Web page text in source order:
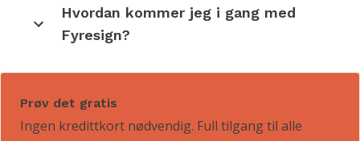
Hvordan kommer jeg i gang med
Fyresign?
Prøv det gratis
Ingen kredittkort nødvendig. Full tilgang til alle